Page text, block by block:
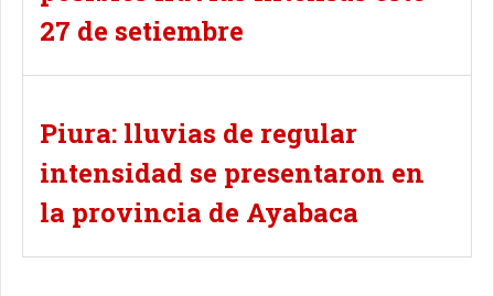
27 de setiembre
Piura: lluvias de regular
intensidad se presentaron en
la provincia de Ayabaca